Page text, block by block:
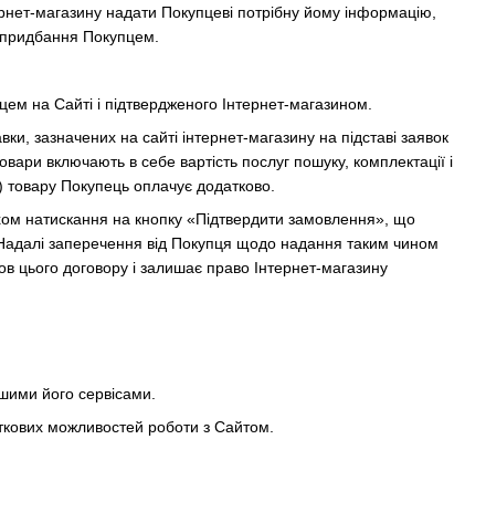
магазину надати Покупцеві потрібну йому інформацію,
Покупцем.
на Сайті і підтвердженого Інтернет-магазином.
зазначених на сайті інтернет-магазину на підставі заявок
включають в себе вартість послуг пошуку, комплектації і
Покупець оплачує додатково.
натискання на кнопку «Підтвердити замовлення», що
заперечення від Покупця щодо надання таким чином
цього договору і залишає право Інтернет-магазину
його сервісами.
можливостей роботи з Сайтом.